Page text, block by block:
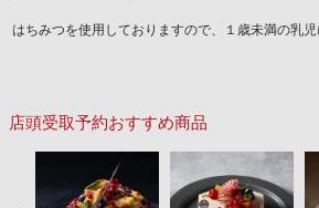
はちみつを使用しておりますので、１歳未満の乳
店頭受取予約おすすめ商品